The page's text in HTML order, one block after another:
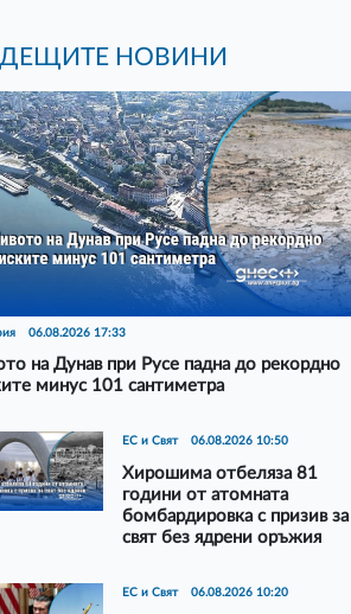
НОВИНИ
06.08.2026 17:33
на Дунав при Русе падна до рекордно
минус 101 сантиметра
ЕС и Свят 06.08.2026 10:50
Хирошима отбеляза 81
години от атомната
бомбардировка с призив за
свят без ядрени оръжия
ЕС и Свят 06.08.2026 10:20